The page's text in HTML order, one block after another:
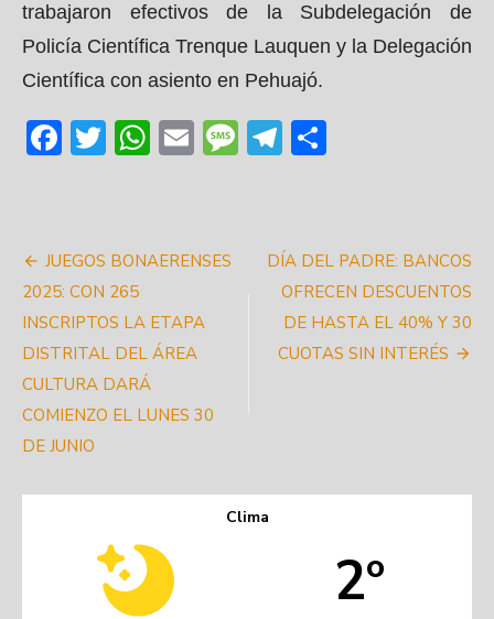
trabajaron efectivos de la Subdelegación de
Policía Científica Trenque Lauquen y la Delegación
Científica con asiento en Pehuajó.
Facebook
Twitter
WhatsApp
EmailMessage
Telegram
Navegación
de
entradas
JUEGOS BONAERENSES
2025: CON 265
INSCRIPTOS LA ETAPA
DISTRITAL DEL ÁREA
CULTURA DARÁ
COMIENZO EL LUNES 30
DE JUNIO
DÍA DEL PADRE: BANCOS
OFRECEN DESCUENTOS
DE HASTA EL 40% Y 30
CUOTAS SIN INTERÉS
Clima
2º